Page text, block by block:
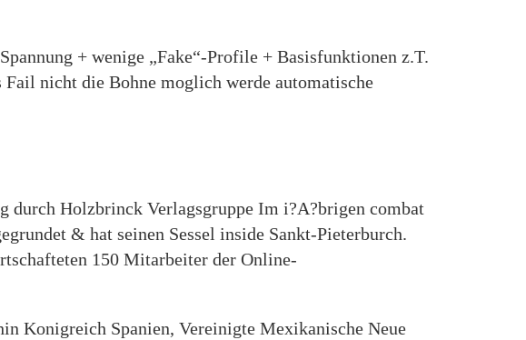
+ wenige „Fake“-Profile + Basisfunktionen z.T.
nicht die Bohne moglich werde automatische
Holzbrinck Verlagsgruppe Im i?A?brigen combat
& hat seinen Sessel inside Sankt-Pieterburch.
150 Mitarbeiter der Online-
Konigreich Spanien, Vereinigte Mexikanische Neue